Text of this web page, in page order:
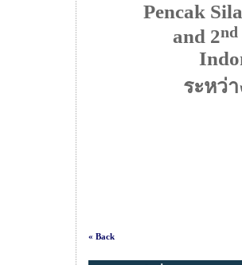
Pencak
and 2nd
ระหว่
« Back